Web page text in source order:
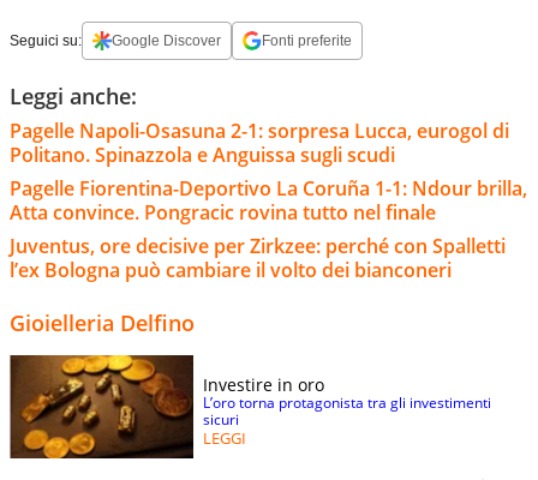
Seguici su: Google Discover Fonti preferite
Leggi anche:
Pagelle Napoli-Osasuna 2-1: sorpresa Lucca, eurogol di
Politano. Spinazzola e Anguissa sugli scudi
Pagelle Fiorentina-Deportivo La Coruña 1-1: Ndour brilla,
Atta convince. Pongracic rovina tutto nel finale
Juventus, ore decisive per Zirkzee: perché con Spalletti
l’ex Bologna può cambiare il volto dei bianconeri
Gioielleria Delfino
Investire in oro
L’oro torna protagonista tra gli investimenti
sicuri
LEGGI